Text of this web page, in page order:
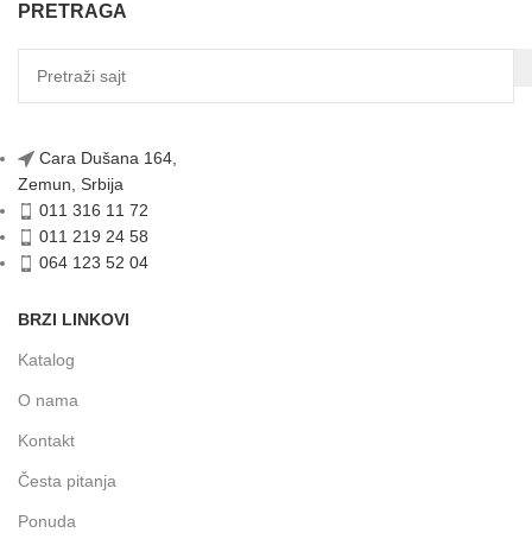
PRETRAGA
Cara Dušana 164,
Zemun, Srbija
011 316 11 72
011 219 24 58
064 123 52 04
BRZI LINKOVI
Katalog
O nama
Kontakt
Česta pitanja
Ponuda